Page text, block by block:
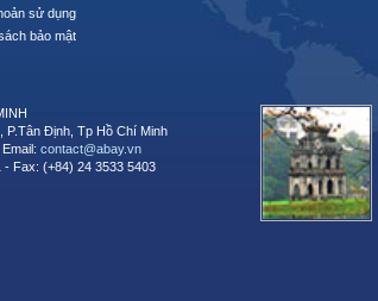
sử dụng
bảo mật
P.Tân Định, Tp Hồ Chí Minh
contact@abay.vn
- Fax: (+84) 24 3533 5403